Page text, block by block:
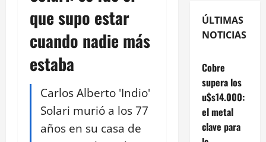
que supo estar
cuando nadie más
estaba
Carlos Alberto 'Indio'
Solari murió a los 77
años en su casa de
ÚLTIMAS
NOTICIAS
Cobre
supera los
u$s14.000:
el metal
clave para